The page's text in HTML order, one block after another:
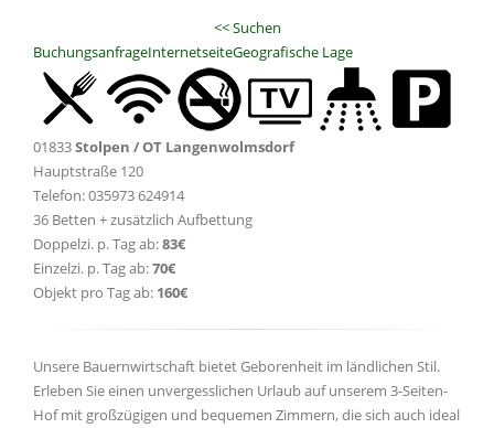
<< Suchen
BuchungsanfrageInternetseiteGeografische Lage
01833Stolpen / OT Langenwolmsdorf
Hauptstraße 120
Telefon: 035973 624914
36 Betten + zusätzlich Aufbettung
Doppelzi. p. Tag ab:83€
Einzelzi. p. Tag ab:70€
Objekt pro Tag ab: 160€
Unsere Bauernwirtschaft bietet Geborenheit im ländlichen Stil.
Erleben Sie einen unvergesslichen Urlaub auf unserem 3-Seiten-
Hof mit großzügigen und bequemen Zimmern, die sich auch ideal